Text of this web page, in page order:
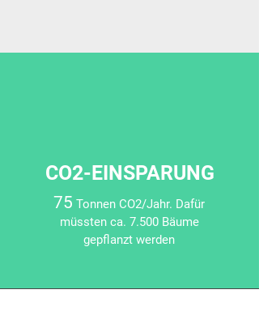
CO2-EINSPARUNG
75 Tonnen CO2/Jahr. Dafür
müssten ca. 7.500 Bäume
gepflanzt werden